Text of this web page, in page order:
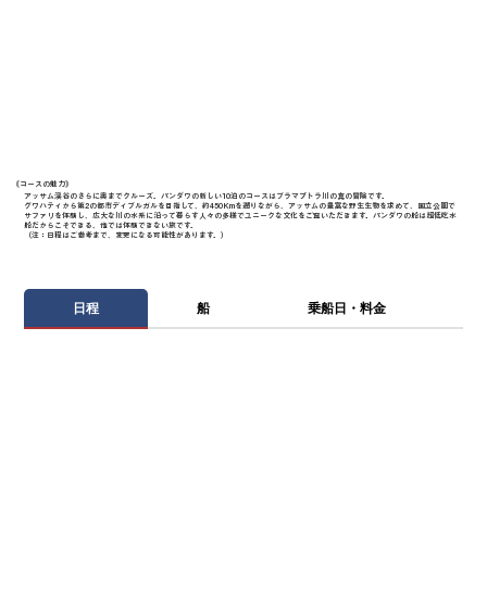
《​コースの魅力》
アッサム渓谷のさらに奥までクルーズ。パンダウの新しい10泊のコースはブラマプトラ川の真の冒険です。
グワハティから第2の都市ディブルガルを目指して、約450Kmを遡りながら、アッサムの豊富な野生生物を求めて、国立公園で
サファリを体験し、広大な川の水系に沿って暮らす人々の多様でユニークな文化をご覧いただきます。パンダウの船は超低吃水
船だからこそできる、他では体験できない旅です。
（注：日程はご参考まで、変更になる可能性があります。）
日程 船 乗船日・料金